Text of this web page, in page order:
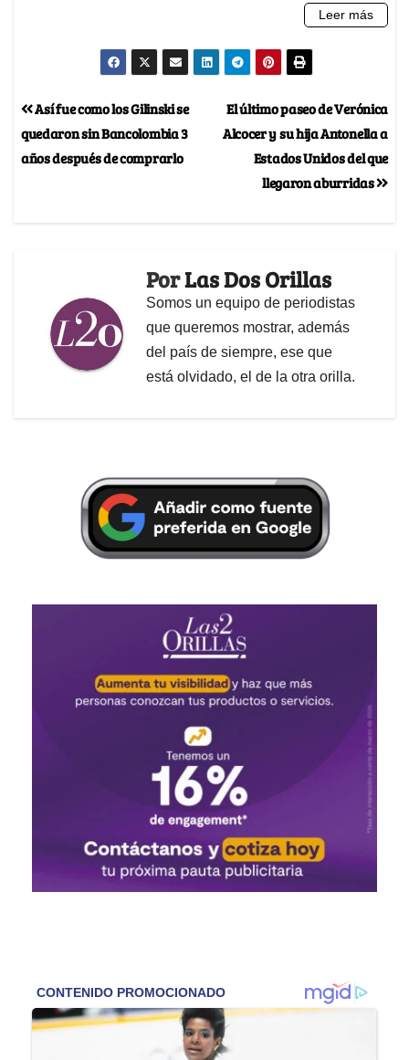
El último paseo de Verónica
Alcocer y su hija Antonella a
Estados Unidos del que
llegaron aburridas
Así fue como los Gilinski se
quedaron sin Bancolombia 3
años después de comprarlo
PorLas Dos Orillas
Somos un equipo de periodistas
que queremos mostrar, además
del país de siempre, ese que
está olvidado, el de la otra orilla.